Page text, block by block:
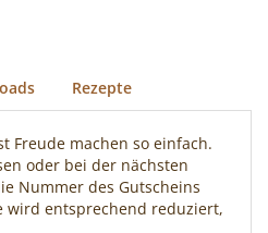
Rezepte
Freude machen so einfach.
oder bei der nächsten
Nummer des Gutscheins
wird entsprechend reduziert,